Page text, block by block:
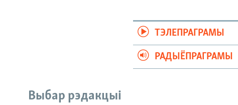
ТЭЛЕПРАГРАМЫ
РАДЫЁПРАГРАМЫ
Выбар рэдакцыі